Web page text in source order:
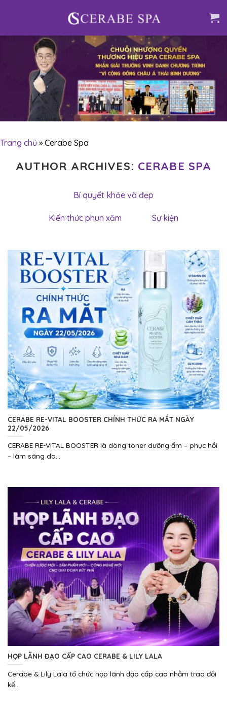
Trang chủ » Cerabe Spa
AUTHOR ARCHIVES: CERABE SPA
Bí quyết khỏe và đẹp
Kiến thức phun xăm Sự kiện
CERABE RE-VITAL BOOSTER CHÍNH THỨC RA MẮT NGÀY
22/05/2026
CERABE RE-VITAL BOOSTER là dòng toner dưỡng ẩm – phục hồi
– làm sáng da...
HỌP LÃNH ĐẠO CẤP CAO CERABE & LILY LALA
Cerabe & Lily Lala tổ chức họp lãnh đạo cấp cao nhằm trao đổi
kế...